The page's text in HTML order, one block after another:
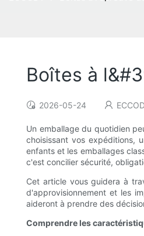
Boîtes à
2026-05-24
Un emballage du quotidien
choisissant vos expéditions,
enfants et les emballages
c'est concilier sécurité,
Cet article vous guidera à
d'approvisionnement et les
aideront à prendre des
Comprendre les